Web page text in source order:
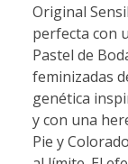
Original
perfecta con
Pastel de
feminizadas
genética
y con una
Pie y